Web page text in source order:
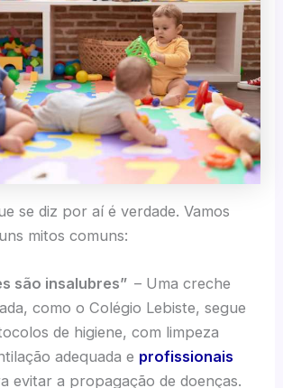
se diz por aí é verdade. Vamos
mitos comuns:
são insalubres”– Uma creche
como o Colégio Lebiste, segue
de higiene, com limpeza
adequada e profissionais
evitar a propagação de doenças.